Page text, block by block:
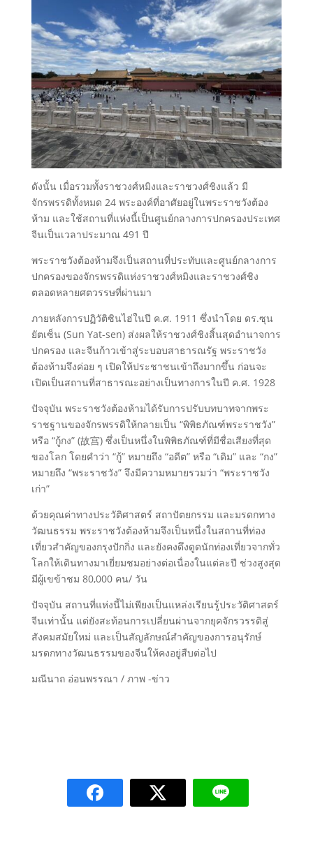
ดังนั้น เมื่อรวมทั้งราชวงศ์หมิงและราชวงศ์ชิงแล้ว มี
จักรพรรดิทั้งหมด 24 พระองค์ที่อาศัยอยู่ในพระราชวังต้อง
ห้าม และใช้สถานที่แห่งนี้เป็นศูนย์กลางการปกครองประเทศ
จีนเป็นเวลาประมาณ 491 ปี
พระราชวังต้องห้ามจึงเป็นสถานที่ประทับและศูนย์กลางการ
ปกครองของจักรพรรดิแห่งราชวงศ์หมิงและราชวงศ์ชิง
ตลอดหลายศตวรรษที่ผ่านมา
ภายหลังการปฏิวัติซินไฮ่ในปี ค.ศ. 1911 ซึ่งนำโดย ดร.ซุน
ยัตเซ็น (Sun Yat-sen) ส่งผลให้ราชวงศ์ชิงสิ้นสุดอำนาจการ
ปกครอง และจีนก้าวเข้าสู่ระบอบสาธารณรัฐ พระราชวัง
ต้องห้ามจึงค่อย ๆ เปิดให้ประชาชนเข้าถึงมากขึ้น ก่อนจะ
เปิดเป็นสถานที่สาธารณะอย่างเป็นทางการในปี ค.ศ. 1928
ปัจจุบัน พระราชวังต้องห้ามได้รับการปรับบทบาทจากพระ
ราชฐานของจักรพรรดิให้กลายเป็น “พิพิธภัณฑ์พระราชวัง”
หรือ “กู้กง” (故宫) ซึ่งเป็นหนึ่งในพิพิธภัณฑ์ที่มีชื่อเสียงที่สุด
ของโลก โดยคำว่า “กู้” หมายถึง “อดีต” หรือ “เดิม” และ “กง”
หมายถึง “พระราชวัง” จึงมีความหมายรวมว่า “พระราชวัง
เก่า”
ด้วยคุณค่าทางประวัติศาสตร์ สถาปัตยกรรม และมรดกทาง
วัฒนธรรม พระราชวังต้องห้ามจึงเป็นหนึ่งในสถานที่ท่อง
เที่ยวสำคัญของกรุงปักกิ่ง และยังคงดึงดูดนักท่องเที่ยวจากทั่ว
โลกให้เดินทางมาเยี่ยมชมอย่างต่อเนื่องในแต่ละปี ช่วงสูงสุด
มีผู้เขข้าชม 80,000 คน/ วัน
ปัจจุบัน สถานที่แห่งนี้ไม่เพียงเป็นแหล่งเรียนรู้ประวัติศาสตร์
จีนเท่านั้น แต่ยังสะท้อนการเปลี่ยนผ่านจากยุคจักรวรรดิสู่
สังคมสมัยใหม่ และเป็นสัญลักษณ์สำคัญของการอนุรักษ์
มรดกทางวัฒนธรรมของจีนให้คงอยู่สืบต่อไป
มณีนาถ อ่อนพรรณา / ภาพ -ข่าว